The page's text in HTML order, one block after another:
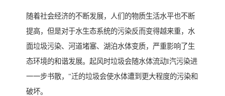
随着社会经济的不断发展，人们的物质生活水平也不断
提高，但是对于水生态系统的污染反而变得越来重，水
面垃圾污染、河道堵塞、湖泊水体变质，严重影响了生
态环境的和谐发展。起风时垃圾会随水体流动I汽污染进
一一步书散，"迁的垃圾会使水体遭到更大程度的污染和
破坏。